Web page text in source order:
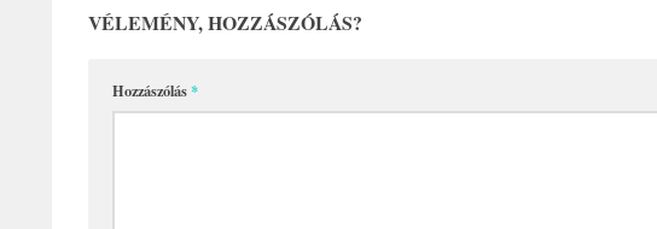
VÉLEMÉNY, HOZZÁSZÓLÁS?
Hozzászólás*